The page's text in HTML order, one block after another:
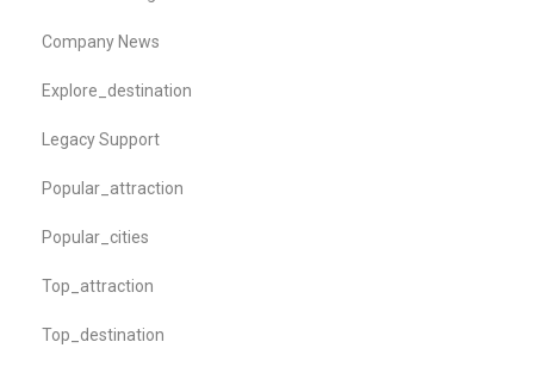
Company News
Explore_destination
Legacy Support
Popular_attraction
Popular_cities
Top_attraction
Top_destination